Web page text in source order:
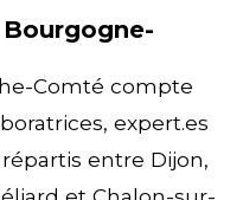
Comté compte
expert.es
entre Dijon,